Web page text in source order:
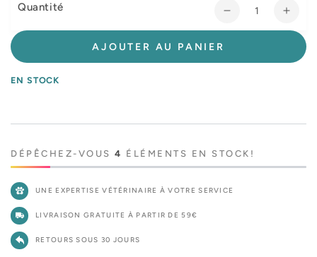
Quantité
Réduire
la
de
Perles
la
de
AJOUTER AU PANIER
EN STOCK
DÉPÊCHEZ-VOUS 4 ÉLÉMENTS EN STOCK!
UNE EXPERTISE VÉTÉRINAIRE À VOTRE SERVICE
LIVRAISON GRATUITE À PARTIR DE 59€
RETOURS SOUS 30 JOURS